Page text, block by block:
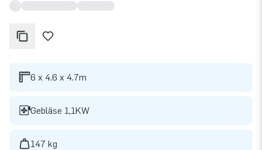
6 x 4.6 x 4.7m
Gebläse 1,1KW
147 kg